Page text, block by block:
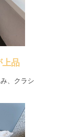
上品
、クラシ